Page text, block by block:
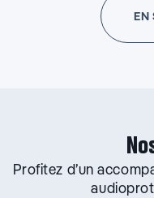
EN
Profitez d’un